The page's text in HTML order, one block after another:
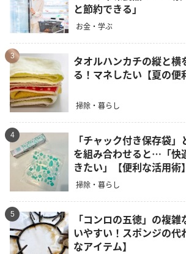
と節約できる」
お金・学ぶ
3
タオルハンカチの縦と横
る！マネしたい【夏の便
掃除・暮らし
4
「チャック付き保存袋」
を組み合わせると…「快
きたい」【便利な活用術】
掃除・暮らし
5
「コンロの五徳」の複
いやすい！スポンジの代
なアイテム】